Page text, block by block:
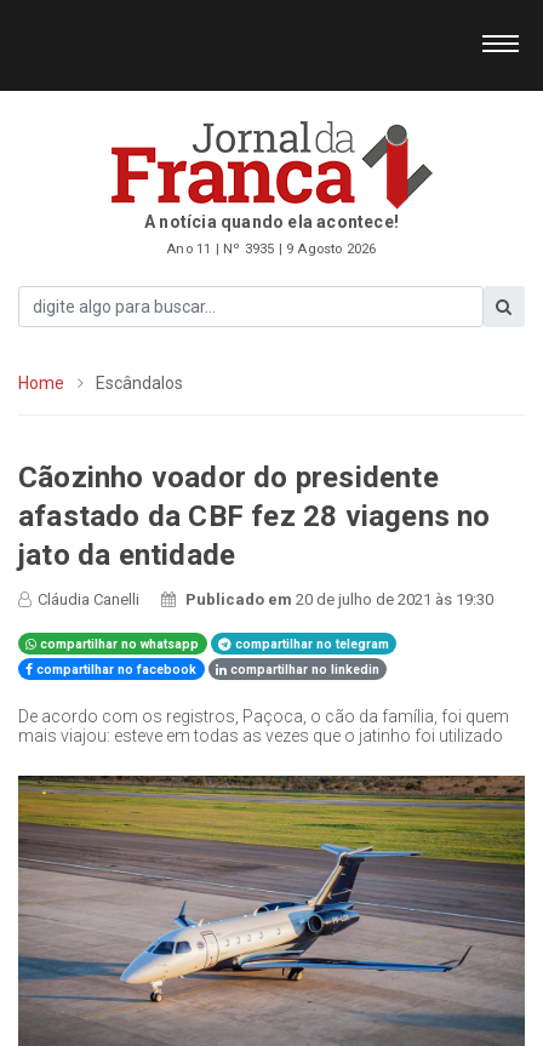
A notícia quando ela acontece!
Ano 11 | Nº 3935 | 9 Agosto 2026
Home Escândalos
Cãozinho voador do presidente
afastado da CBF fez 28 viagens no
jato da entidade
Cláudia Canelli Publicado em20 de julho de 2021 às 19:30
compartilhar no whatsapp
compartilhar no telegram
compartilhar no facebook
compartilhar no linkedin
De acordo com os registros, Paçoca, o cão da família, foi quem
mais viajou: esteve em todas as vezes que o jatinho foi utilizado